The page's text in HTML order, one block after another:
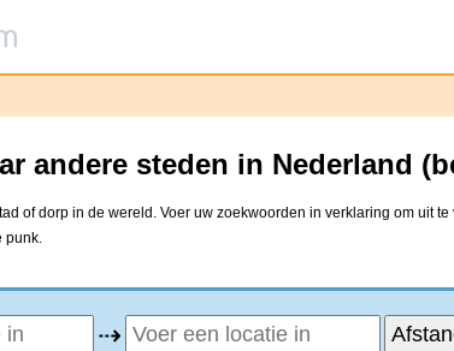
andere steden in Nederland
of dorp in de wereld. Voer uw zoekwoorden in verklaring om uit
punk.
⇢